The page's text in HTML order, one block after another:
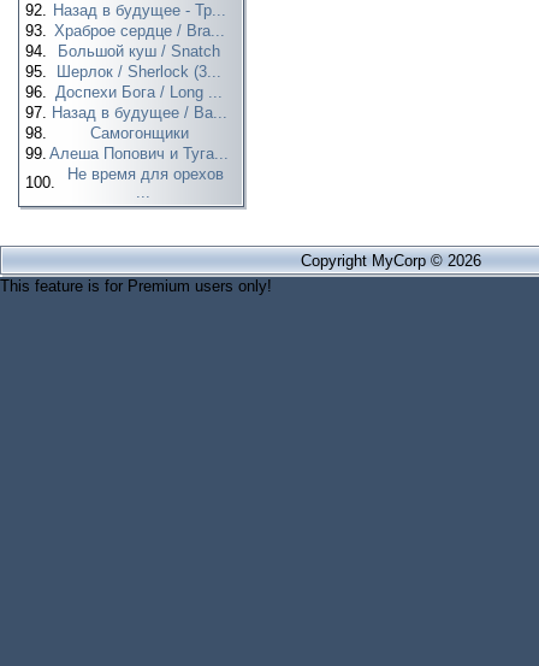
92. Назад в будущее - Тр...
93. Храброе сердце / Bra...
94.
Большой куш / Snatch
95.
Шерлок / Sherlock (3...
96. Доспехи Бога / Long ...
97. Назад в будущее / Ba...
98.
Самогонщики
99. Алеша Попович и Туга...
100.
Не время для орехов
...
Copyright MyCorp © 2026
This feature is for Premium users only!